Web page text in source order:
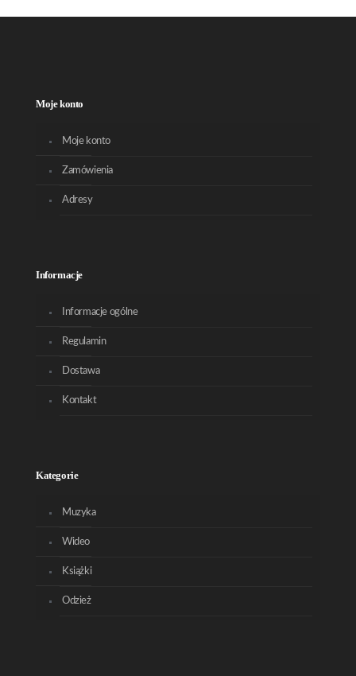
Moje konto
Moje konto
Zamówienia
Adresy
Informacje
Informacje ogólne
Regulamin
Dostawa
Kontakt
Kategorie
Muzyka
Wideo
Książki
Odzież